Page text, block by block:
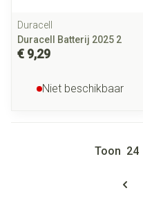
Duracell
Duracell Batterij 2025 2
€ 9,29
Niet beschikbaar
Toon